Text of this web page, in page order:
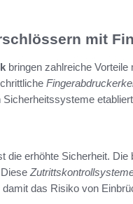
mit
bringen zahlreiche
erhöhte Sicherheit.
das Risiko von